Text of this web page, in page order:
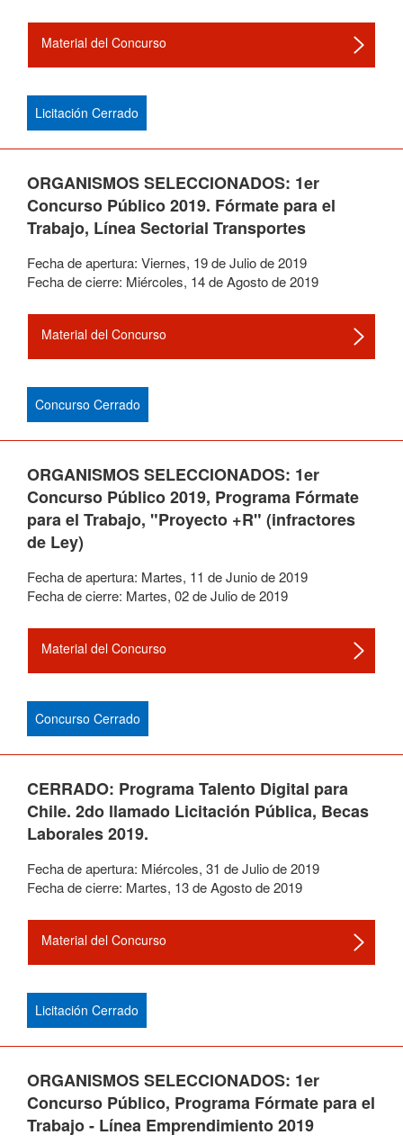
Material del Concurso
Licitación Cerrado
ORGANISMOS SELECCIONADOS: 1er
Concurso Público 2019. Fórmate para el
Trabajo, Línea Sectorial Transportes
Fecha de apertura: Viernes, 19deJuliode2019
Fecha de cierre: Miércoles, 14deAgostode2019
Material del Concurso
Concurso Cerrado
ORGANISMOS SELECCIONADOS: 1er
Concurso Público 2019, Programa Fórmate
para el Trabajo, "Proyecto +R" (infractores
de Ley)
Fecha de apertura: Martes, 11 deJuniode2019
Fecha de cierre: Martes, 02deJuliode2019
Material del Concurso
Concurso Cerrado
CERRADO: Programa Talento Digital para
Chile. 2do llamado Licitación Pública, Becas
Laborales 2019.
Fecha de apertura: Miércoles, 31 deJuliode2019
Fecha de cierre: Martes, 13deAgostode2019
Material del Concurso
Licitación Cerrado
ORGANISMOS SELECCIONADOS: 1er
Concurso Público, Programa Fórmate para el
Trabajo - Línea Emprendimiento 2019